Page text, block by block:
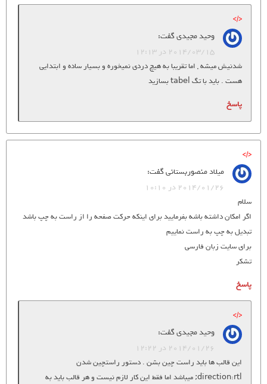
وحید مجیدیگفت:
2014/03/15 در 12:13
شدنیش میشه , اما تقریبا به هیچ دردی نمیخوره و بسیار ساده و ابتدایی
هست . باید با تگ tabel بسازید
پاسخ
میلاد منصوربستانیگفت:
2014/01/26 در 10:10
سلام
اگر امکان داشته باشه بفرمایید برای اینکه حرکت صفحه را از راست به چپ باشد
تبدیل به چپ به راست نماییم
برای سایت زبان فارسی
تشکر
پاسخ
وحید مجیدیگفت:
2014/01/26 در 12:22
این قالب ها باید راست چین بشن . دستور راستچین شدن
direction:rtl; میباشد اما فقط این کار لازم نیست و هر قالب باید به